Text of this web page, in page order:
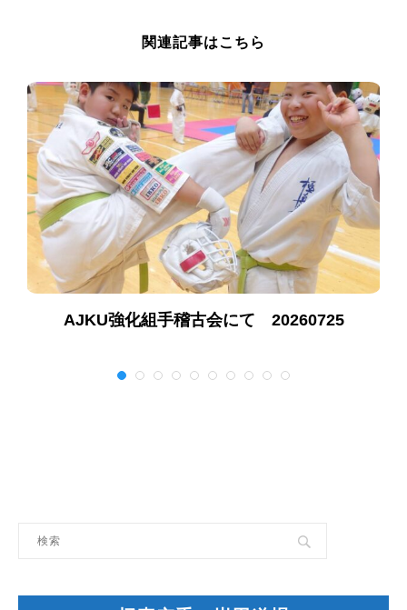
関連記事はこちら
AJKU強化組手稽古会にて 20260725